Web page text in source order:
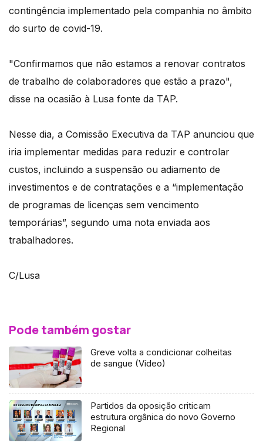
contingência implementado pela companhia no âmbito
do surto de covid-19.
"Confirmamos que não estamos a renovar contratos
de trabalho de colaboradores que estão a prazo",
disse na ocasião à Lusa fonte da TAP.
Nesse dia, a Comissão Executiva da TAP anunciou que
iria implementar medidas para reduzir e controlar
custos, incluindo a suspensão ou adiamento de
investimentos e de contratações e a “implementação
de programas de licenças sem vencimento
temporárias”, segundo uma nota enviada aos
trabalhadores.
C/Lusa
Pode também gostar
Greve volta a condicionar colheitas
de sangue (Vídeo)
Partidos da oposição criticam
estrutura orgânica do novo Governo
Regional